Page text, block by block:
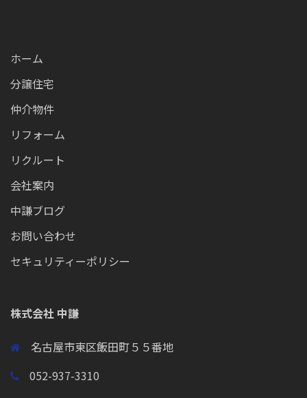
ホーム
分譲住宅
仲介物件
リフォーム
リクルート
会社案内
中謙ブログ
お問い合わせ
セキュリティーポリシー
株式会社 中謙
名古屋市東区飯田町５５番地
052-937-3310